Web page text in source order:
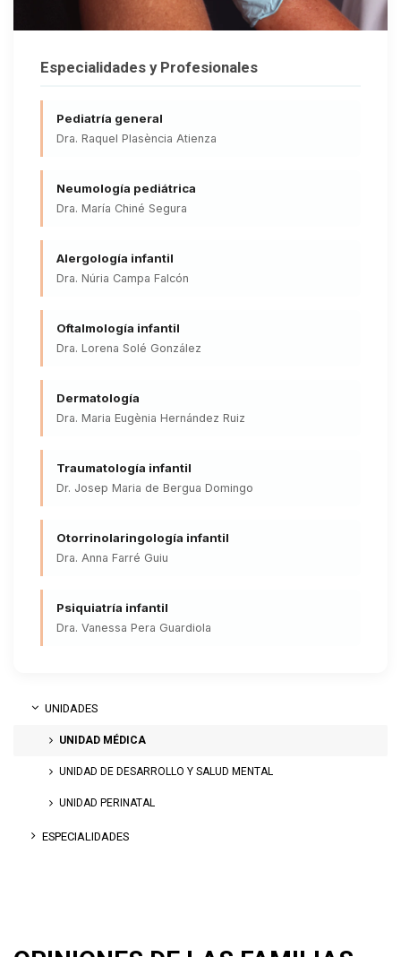
UNIDADES
UNIDAD MÉDICA
UNIDAD DE DESARROLLO Y SALUD MENTAL
UNIDAD PERINATAL
ESPECIALIDADES
Especialidades y Profesionales
Pediatría general
Dra. Raquel Plasència Atienza
Neumología pediátrica
Dra. María Chiné Segura
Alergología infantil
Dra. Núria Campa Falcón
Oftalmología infantil
Dra. Lorena Solé González
Dermatología
Dra. Maria Eugènia Hernández Ruiz
Traumatología infantil
Dr. Josep Maria de Bergua Domingo
Otorrinolaringología infantil
Dra. Anna Farré Guiu
Psiquiatría infantil
Dra. Vanessa Pera Guardiola